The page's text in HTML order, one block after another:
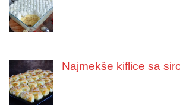
Najmekše kiflice sa